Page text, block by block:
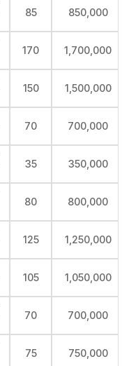
85 850,000
170 1,700,000
150 1,500,000
70 700,000
35 350,000
80 800,000
125 1,250,000
105 1,050,000
70 700,000
75 750,000